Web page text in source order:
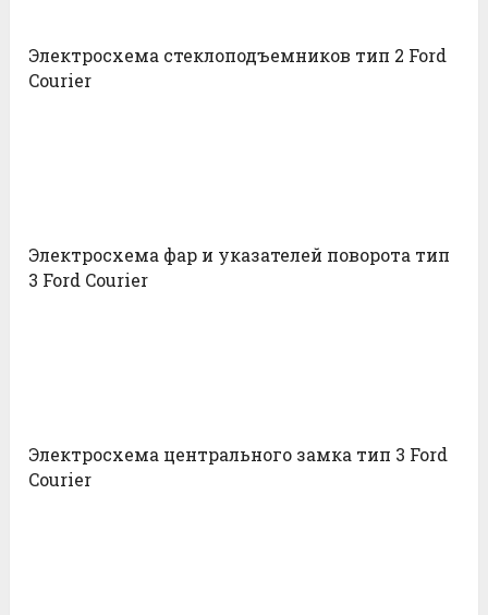
Электросхема стеклоподъемников тип 2 Ford
Courier
Электросхема фар и указателей поворота тип
3 Ford Courier
Электросхема центрального замка тип 3 Ford
Courier